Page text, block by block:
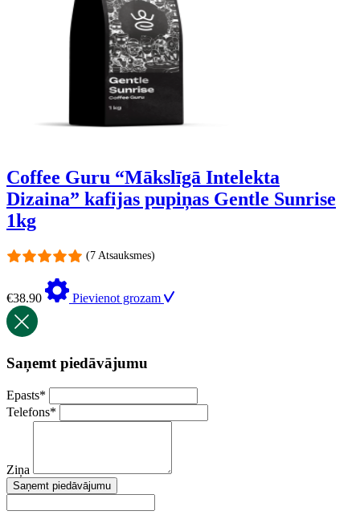
Coffee Guru “Mākslīgā Intelekta
Dizaina” kafijas pupiņas Gentle Sunrise
1kg
(7 Atsauksmes)
€38.90 Pievienot grozam
Saņemt piedāvājumu
Epasts*
Telefons*
Ziņa
Saņemt piedāvājumu